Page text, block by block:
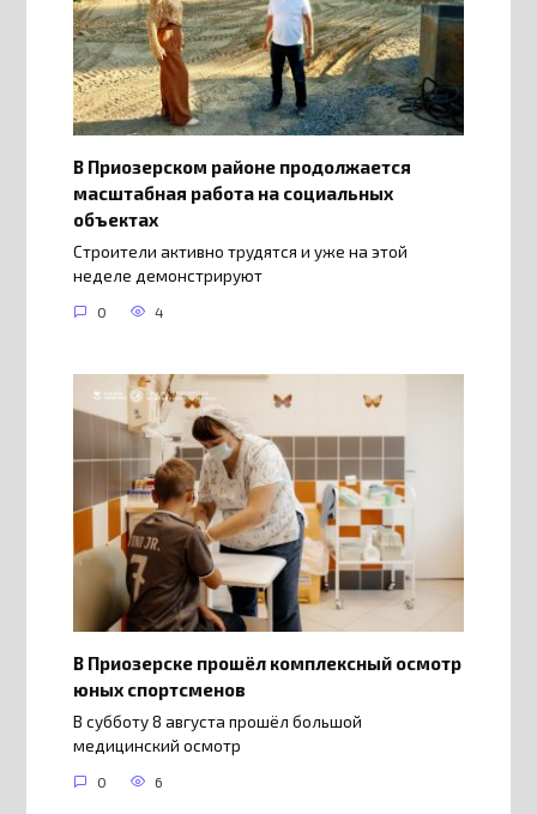
В Приозерском районе продолжается
масштабная работа на социальных
объектах
Строители активно трудятся и уже на этой
неделе демонстрируют
0 4
В Приозерске прошёл комплексный осмотр
юных спортсменов
В субботу 8 августа прошёл большой
медицинский осмотр
0 6